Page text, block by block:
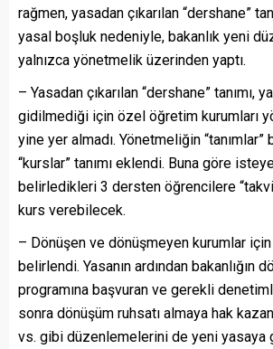
rağmen, yasadan çıkarılan “dershane”
yasal boşluk nedeniyle, bakanlık yeni
yalnızca yönetmelik üzerinden yaptı.
– Yasadan çıkarılan “dershane” tanımı,
gidilmediği için özel öğretim kurumları
yine yer almadı. Yönetmeliğin
“kurslar” tanımı eklendi. Buna göre
belirledikleri 3 dersten öğrencilere
kurs verebilecek.
– Dönüşen ve dönüşmeyen kurumlar için
belirlendi. Yasanın ardından bakanlığın
programına başvuran ve gerekli
sonra dönüşüm ruhsatı almaya hak
vs. gibi düzenlemelerini de yeni yasaya